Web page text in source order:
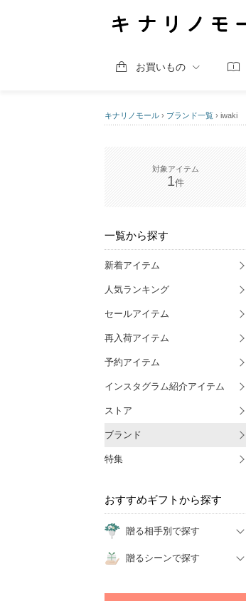
お買いもの
キナリノモール › ブランド一覧 › iwaki
1
一覧から探す
新着アイテム
人気ランキング
セールアイテム
再入荷アイテム
予約アイテム
インスタグラム紹介アイテム
ストア
ブランド
特集
おすすめギフトから探す
贈る相手別で探す
贈るシーンで探す